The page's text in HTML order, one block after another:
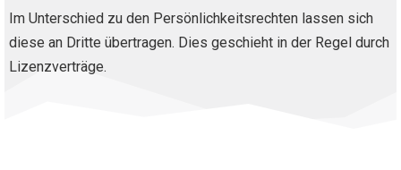
Im Unterschied zu den Persönlichkeitsrechten lassen sich
diese an Dritte übertragen. Dies geschieht in der Regel durch
Lizenzverträge.